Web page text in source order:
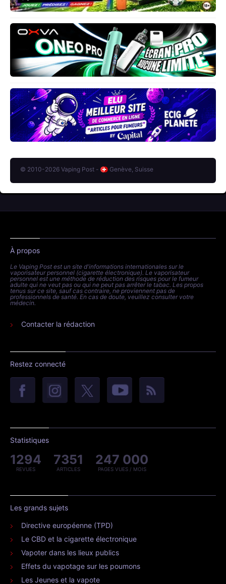
© 2010-2026 Vaping Post - Genève, Suisse
À propos
Le Vaping Post est un site d'informations internationales sur le
vaporisateur personnel (cigarette électronique). Le vaporisateur
personnel est une méthode de réduction des risques pour le fumeur
adulte qui ne veut pas ou qui ne peut pas arrêter le tabac. Les propos
tenus sur ce site, sauf cas contraire, ne proviennent pas de
professionnels de santé. En cas de doute, veuillez consulter votre
médecin.
Contacter la rédaction
Restez connecté
Statistiques
1294
REVUES
7351
ARTICLES
247 000
PAGES VUES / MOIS
Les grands sujets
Directive européenne (TPD)
Le CBD et la cigarette électronique
Vapoter dans les lieux publics
Effets du vapotage sur les poumons
Les Jeunes et la vapote